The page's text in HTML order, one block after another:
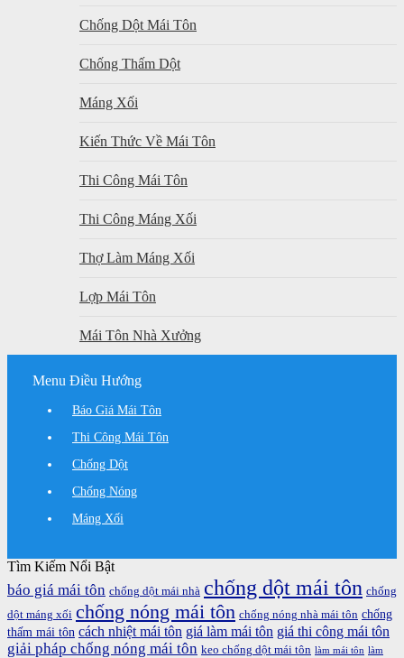
Chống Dột Mái Tôn
Chống Thấm Dột
Máng Xối
Kiến Thức Về Mái Tôn
Thi Công Mái Tôn
Thi Công Máng Xối
Thợ Làm Máng Xối
Lợp Mái Tôn
Mái Tôn Nhà Xưởng
Menu Điều Hướng
Báo Giá Mái Tôn
Thi Công Mái Tôn
Chống Dột
Chống Nóng
Máng Xối
Tìm Kiếm Nổi Bật
báo giá mái tôn chống dột mái nhà chống dột mái tôn chống
dột máng xối chống nóng mái tôn chống nóng nhà mái tôn chống
thấm mái tôn cách nhiệt mái tôn giá làm mái tôn giá thi công mái tôn
giải pháp chống nóng mái tôn keo chống dột mái tôn làm mái tôn làm